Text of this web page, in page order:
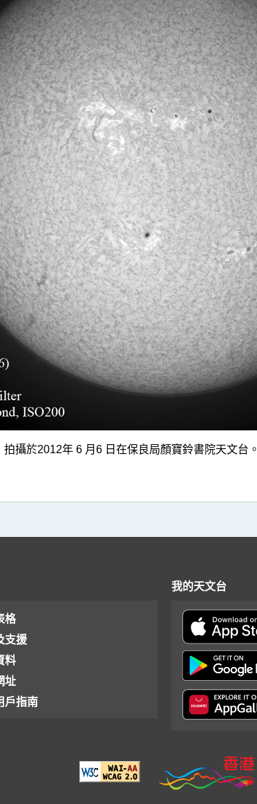
攝於2012年 6 月6 日在保良局顏寶鈴書院天文台。
格
支援
料
址
戶指南
我的天文台